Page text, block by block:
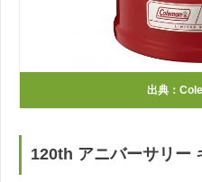
出典：
120th アニバーサリー